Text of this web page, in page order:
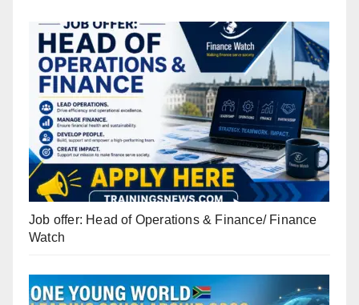
Job offer: Head of Operations & Finance/ Finance
Watch